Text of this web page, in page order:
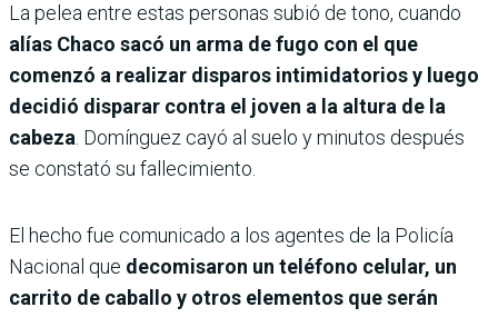
La pelea entre estas personas subió de tono, cuando
alías Chaco sacó un arma de fugo con el que
comenzó a realizar disparos intimidatorios y luego
decidió disparar contra el joven a la altura de la
cabeza . Domínguez cayó al suelo y minutos después
se constató su fallecimiento.
El hecho fue comunicado a los agentes de la Policía
Nacional que decomisaron un teléfono celular, un
carrito de caballo y otros elementos que serán